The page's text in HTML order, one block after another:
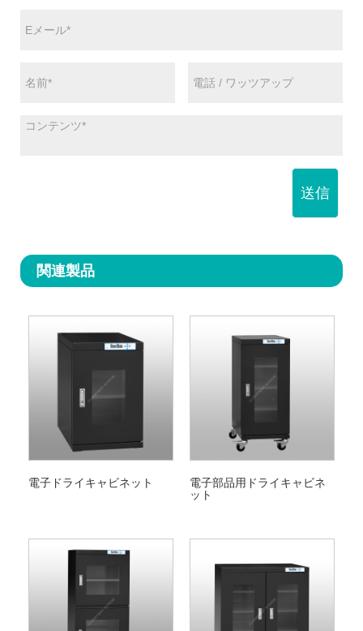
送信
関連製品
電子ドライキャビネット
電子部品用ドライキャビネ
ット